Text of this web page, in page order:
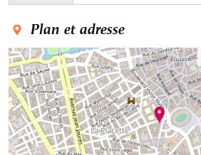
Plan et adresse